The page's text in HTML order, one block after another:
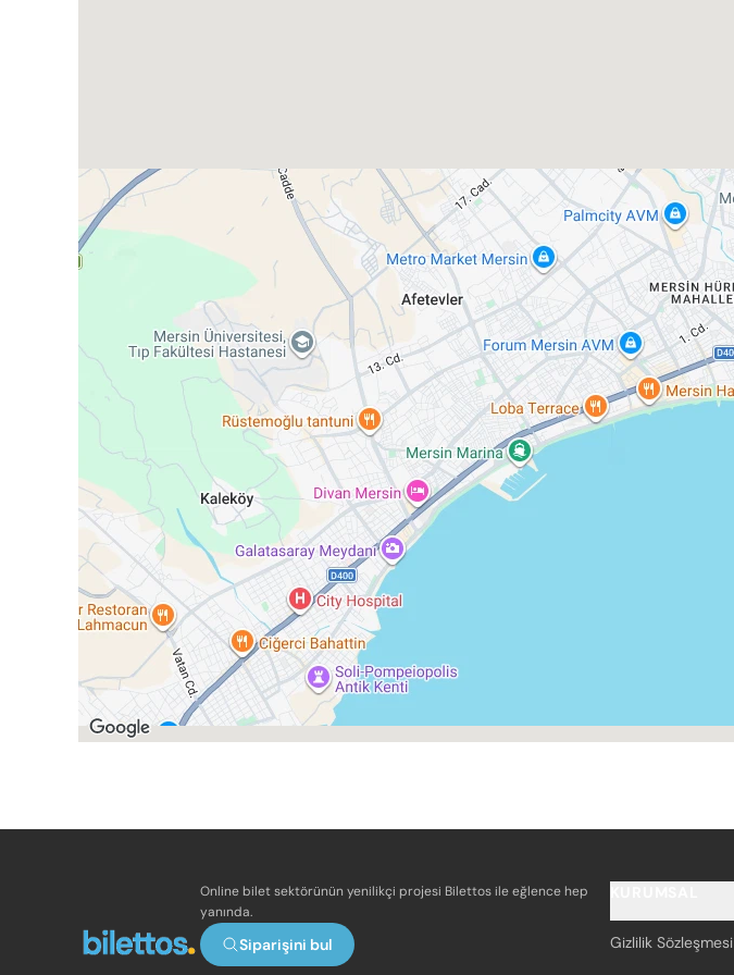
Online bilet sektörünün yenilikçi projesi Bilettos ile eğlence hep
yanında.
Siparişini bul Gizlilik Sözleşmesi